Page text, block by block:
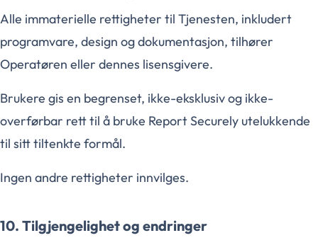
Alle immaterielle rettigheter til Tjenesten, inkludert
programvare, design og dokumentasjon, tilhører
Operatøren eller dennes lisensgivere.
Brukere gis en begrenset, ikke-eksklusiv og ikke-
overførbar rett til å bruke Report Securely utelukkende
til sitt tiltenkte formål.
Ingen andre rettigheter innvilges.
10. Tilgjengelighet og endringer